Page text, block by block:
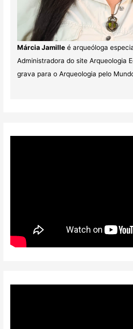
Márcia Jamilleé arqueóloga
Administradora do site Arqueologia
grava para o Arqueologia pelo